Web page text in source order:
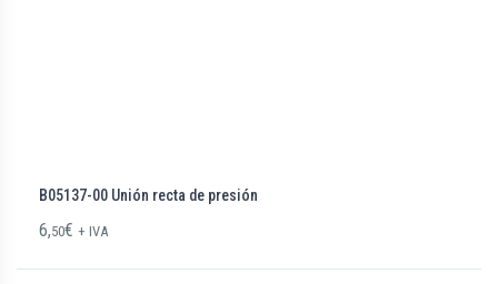
B05137-00 Unión recta de presión
6,50€ + IVA